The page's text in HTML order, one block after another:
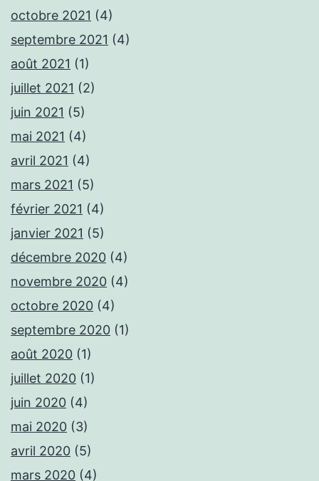
octobre 2021 (4)
septembre 2021 (4)
août 2021 (1)
juillet 2021 (2)
juin 2021 (5)
mai 2021 (4)
avril 2021 (4)
mars 2021 (5)
février 2021 (4)
janvier 2021 (5)
décembre 2020 (4)
novembre 2020 (4)
octobre 2020 (4)
septembre 2020 (1)
août 2020 (1)
juillet 2020 (1)
juin 2020 (4)
mai 2020 (3)
avril 2020 (5)
mars 2020 (4)